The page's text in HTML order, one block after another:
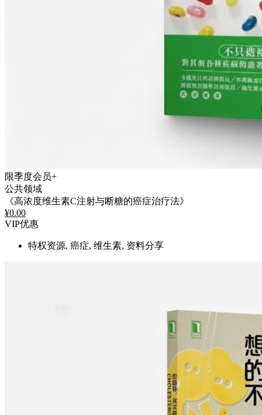
限季度会员+
公共领域
《高浓度维生素C注射与断糖的癌症治疗法》
¥0.00
VIP优惠
特权资源, 癌症, 维生素, 资料分享